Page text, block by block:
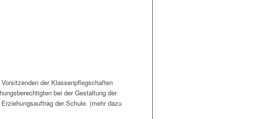
der Klassenpflegschaften
bei der Gestaltung der
der Schule. (mehr dazu